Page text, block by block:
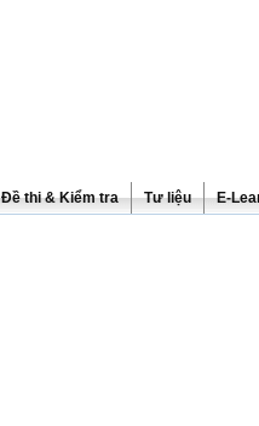
Đề thi & Kiểm tra Tư liệu E-